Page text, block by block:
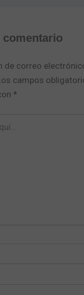
comentario
de correo
campos
*